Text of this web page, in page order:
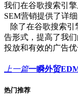
我们在谷歌搜索引
SEM营销提供了详
除了在谷歌搜索引
告形式，提高了我
投放和有效的广告
上一篇一瞬外贸
热门推荐